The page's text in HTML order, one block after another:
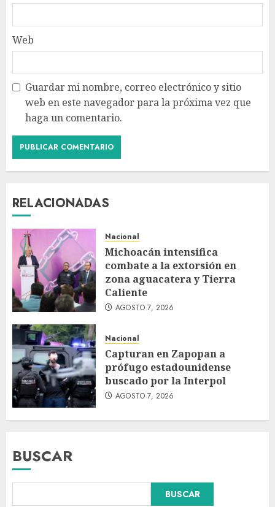
Web
Guardar mi nombre, correo electrónico y sitio
web en este navegador para la próxima vez que
haga un comentario.
RELACIONADAS
Nacional
Michoacán intensifica
combate a la extorsión en
zona aguacatera y Tierra
Caliente
AGOSTO 7, 2026
Nacional
Capturan en Zapopan a
prófugo estadounidense
buscado por la Interpol
AGOSTO 7, 2026
BUSCAR
BUSCAR
Declaran accidental la muerte
de Brandon Clarke por